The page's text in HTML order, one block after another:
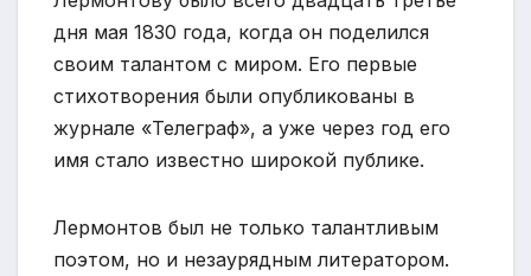
дня мая 1830 года, когда он поделился
своим талантом с миром. Его первые
стихотворения были опубликованы в
журнале «Телеграф», а уже через год его
имя стало известно широкой публике.
Лермонтов был не только талантливым
поэтом, но и незаурядным литератором.